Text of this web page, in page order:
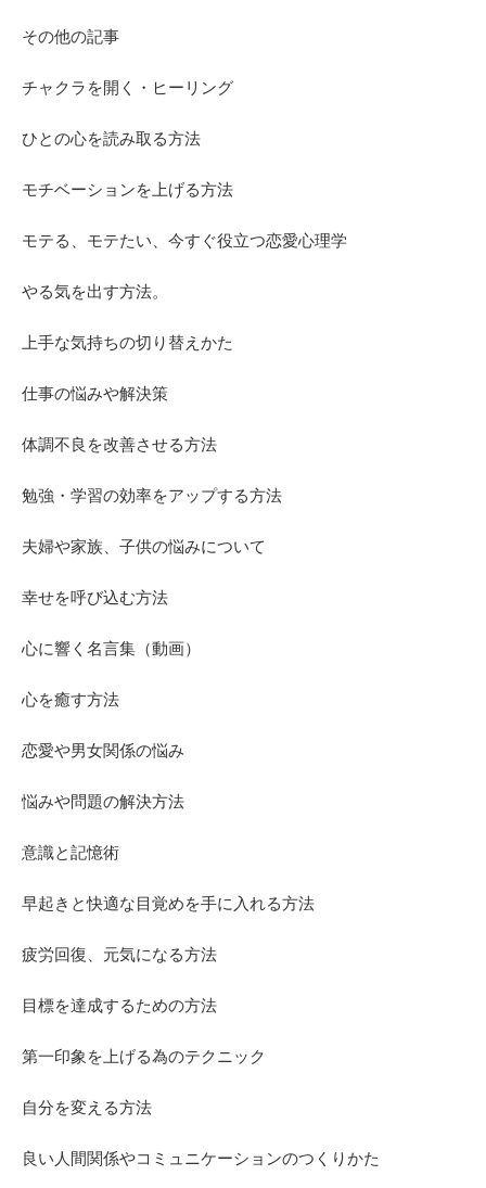
その他の記事
チャクラを開く・ヒーリング
ひとの心を読み取る方法
モチベーションを上げる方法
モテる、モテたい、今すぐ役立つ恋愛心理学
やる気を出す方法。
上手な気持ちの切り替えかた
仕事の悩みや解決策
体調不良を改善させる方法
勉強・学習の効率をアップする方法
夫婦や家族、子供の悩みについて
幸せを呼び込む方法
心に響く名言集（動画）
心を癒す方法
恋愛や男女関係の悩み
悩みや問題の解決方法
意識と記憶術
早起きと快適な目覚めを手に入れる方法
疲労回復、元気になる方法
目標を達成するための方法
第一印象を上げる為のテクニック
自分を変える方法
良い人間関係やコミュニケーションのつくりかた